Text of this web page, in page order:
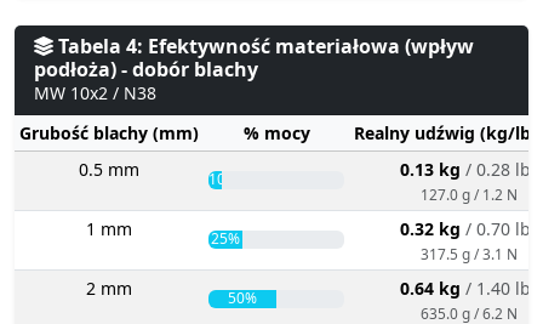
Tabela 4: Efektywność materiałowa (wpływ
podłoża) - dobór blachy
MW 10x2 / N38
Grubość blachy (mm)
% mocy
Realny udźwig (kg/
0.5 mm
10% 0.13 kg / 0.28 lbs
127.0 g / 1.2 N
1 mm 25% 0.32 kg / 0.70 lbs
317.5 g / 3.1 N
2 mm 50% 0.64 kg / 1.40 lbs
635.0 g / 6.2 N